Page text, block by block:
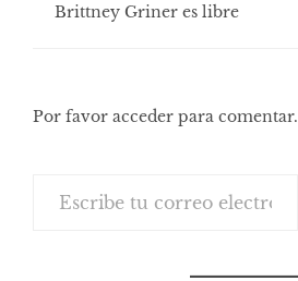
Brittney Griner es libre
Por favor acceder para comentar.